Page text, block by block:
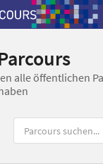
alle öffentlichen